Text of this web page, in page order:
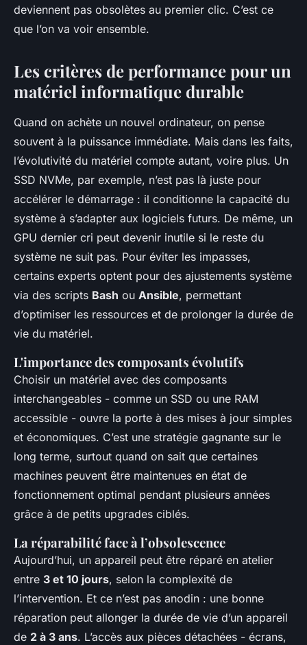
deviennent pas obsolètes au premier clic. C’est ce
que l’on va voir ensemble.
Les critères de performance pour un
matériel informatique durable
Quand on achète un nouvel ordinateur, on pense
souvent à la puissance immédiate. Mais dans les faits,
l’évolutivité du matériel compte autant, voire plus. Un
SSD NVMe, par exemple, n’est pas là juste pour
accélérer le démarrage : il conditionne la capacité du
système à s’adapter aux logiciels futurs. De même, un
GPU dernier cri peut devenir inutile si le reste du
système ne suit pas. Pour éviter les impasses,
certains experts optent pour des ajustements système
via des scripts Bash ou Ansible, permettant
d’optimiser les ressources et de prolonger la durée de
vie du matériel.
L'importance des composants évolutifs
Choisir un matériel avec des composants
interchangeables - comme un SSD ou une RAM
accessible - ouvre la porte à des mises à jour simples
et économiques. C’est une stratégie gagnante sur le
long terme, surtout quand on sait que certaines
machines peuvent être maintenues en état de
fonctionnement optimal pendant plusieurs années
grâce à de petits upgrades ciblés.
La réparabilité face à l’obsolescence
Aujourd’hui, un appareil peut être réparé en atelier
entre 3 et 10 jours, selon la complexité de
l’intervention. Et ce n’est pas anodin : une bonne
réparation peut allonger la durée de vie d’un appareil
de 2 à 3 ans. L’accès aux pièces détachées - écrans,